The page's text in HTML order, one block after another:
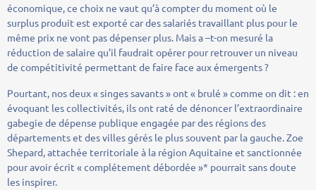
économique, ce choix ne vaut qu’à compter du moment où le
surplus produit est exporté car des salariés travaillant plus pour le
même prix ne vont pas dépenser plus. Mais a –t-on mesuré la
réduction de salaire qu’il faudrait opérer pour retrouver un niveau
de compétitivité permettant de faire face aux émergents ?
Pourtant, nos deux « singes savants » ont « brulé » comme on dit : en
évoquant les collectivités, ils ont raté de dénoncer l’extraordinaire
gabegie de dépense publique engagée par des régions des
départements et des villes gérés le plus souvent par la gauche. Zoe
Shepard, attachée territoriale à la région Aquitaine et sanctionnée
pour avoir écrit « complétement débordée »* pourrait sans doute
les inspirer.